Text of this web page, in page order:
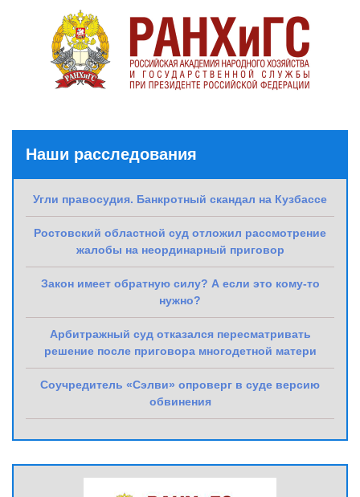
Наши расследования
Угли правосудия. Банкротный скандал на Кузбассе
Ростовский областной суд отложил рассмотрение
жалобы на неординарный приговор
Закон имеет обратную силу? А если это кому-то
нужно?
Арбитражный суд отказался пересматривать
решение после приговора многодетной матери
Соучредитель «Сэлви» опроверг в суде версию
обвинения